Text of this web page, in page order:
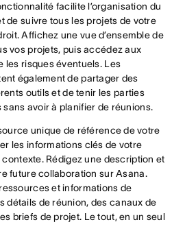
facilite l’organisation du
de suivre tous les projets de votre
Affichez une vue d’ensemble de
vos projets, puis accédez aux
les risques éventuels. Les
également de partager des
outils et de tenir les parties
avoir à planifier de réunions.
unique de référence de votre
les informations clés de votre
Rédigez une description et
future collaboration sur Asana.
et informations de
détails de réunion, des canaux de
briefs de projet. Le tout, en un seul